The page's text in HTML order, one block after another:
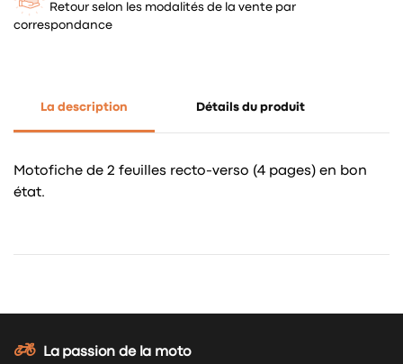
Retour selon les modalités de la vente par
correspondance
La description Détails du produit
Motofiche de 2 feuilles recto-verso (4 pages) en bon
état.
La passion de la moto